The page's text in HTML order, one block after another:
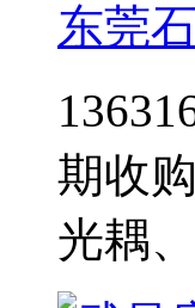
东莞
期收
光耦